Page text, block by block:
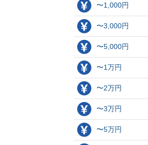
〜1,000円
〜3,000円
〜5,000円
〜1万円
〜2万円
〜3万円
〜5万円